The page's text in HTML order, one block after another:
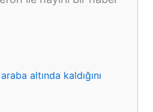
altında kaldığını